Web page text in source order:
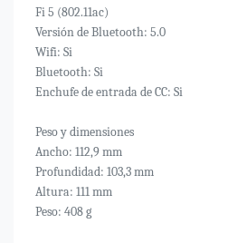
Fi 5 (802.11ac)
Versión de Bluetooth: 5.0
Wifi: Si
Bluetooth: Si
Enchufe de entrada de CC: Si
Peso y dimensiones
Ancho: 112,9 mm
Profundidad: 103,3 mm
Altura: 111 mm
Peso: 408 g